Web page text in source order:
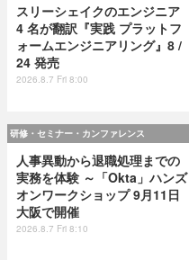
スリーシェイクのエンジニア
4 名が翻訳『実践 プラットフ
ォームエンジニアリング』8 /
24 発売
2026.8.7 Fri 8:00
研修・セミナー・カンファレンス
人事異動から退職処理までの
実務を体験 ～「Okta」ハンズ
オンワークショップ 9月11日
大阪で開催
2026.8.7 Fri 8:10